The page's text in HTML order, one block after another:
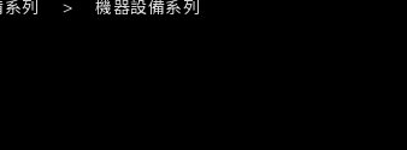
列 > 機器設備系列